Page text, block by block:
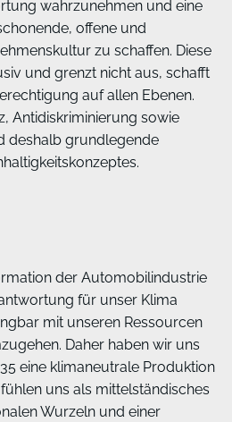
wahrzunehmen und eine
offene und
zu schaffen. Diese
und grenzt nicht aus, schafft
auf allen Ebenen.
Antidiskriminierung sowie
deshalb grundlegende
der Automobilindustrie
für unser Klima
mit unseren Ressourcen
Daher haben wir uns
eine klimaneutrale Produktion
uns als mittelständisches
Wurzeln und einer